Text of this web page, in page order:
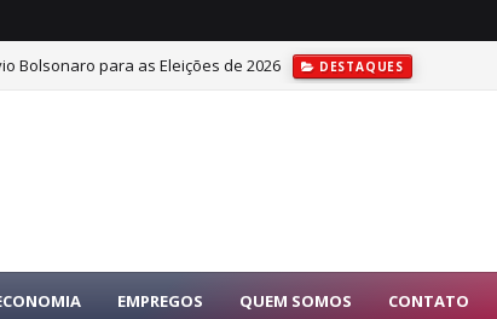
Bolsonaro para as Eleições de 2026 DESTAQUES
EMPREGOS QUEM SOMOS CONTATO